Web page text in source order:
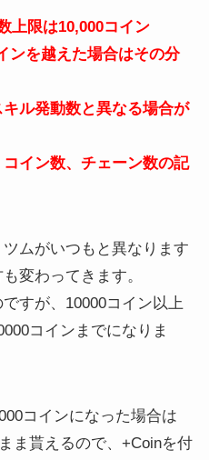
上限は10,000コイン
ンを越えた場合はその分
ル発動数と異なる場合が
イン数、チェーン数の記
ムがいつもと異なります
変わってきます。
すが、10000コイン以上
コインまでになりま
コインになった場合は
ま貰えるので、+Coinを付